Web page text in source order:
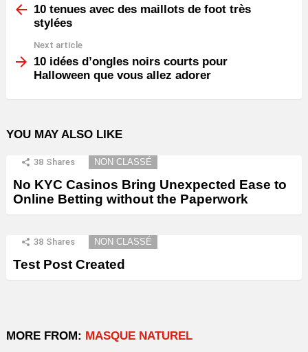
more10 tenues avec des maillots de foot très
stylées
Next article
10 idées d’ongles noirs courts pour
Halloween que vous allez adorer
YOU MAY ALSO LIKE
38 Shares NON CLASSÉ
No KYC Casinos Bring Unexpected Ease to
Online Betting without the Paperwork
38 Shares NON CLASSÉ
Test Post Created
MORE FROM: MASQUE NATUREL